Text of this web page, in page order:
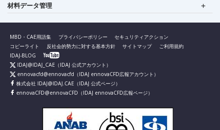
材料データ管理
MBD・CAE用語集 プライバシーポリシー
セキュリティアクション
コピーライト
反社会的勢力に対する基本方針 サイトマップ
ご利用規約
IDAJ-BLOG
IDAJ@IDAJ_CAE （IDAJ 公式アカウント）
ennovacfd@ennovacfd （IDAJ ennovaCFD広報アカウント）
株式会社 IDAJ@IDAJ.CAE （IDAJ 公式ページ）
ennovaCFD@ennovaCFD （IDAJ ennovaCFD広報ページ）